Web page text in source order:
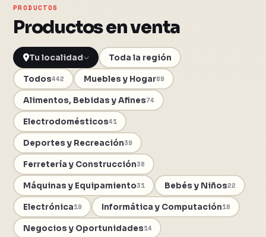
PRODUCTOS
Productos en venta
Toda la región
Todos442 Muebles y Hogar89
Alimentos, Bebidas y Afines74
Electrodomésticos41
Deportes y Recreación39
Ferretería y Construcción38
Máquinas y Equipamiento31 Bebés y Niños22
Electrónica19 Informática y Computación18
Negocios y Oportunidades14